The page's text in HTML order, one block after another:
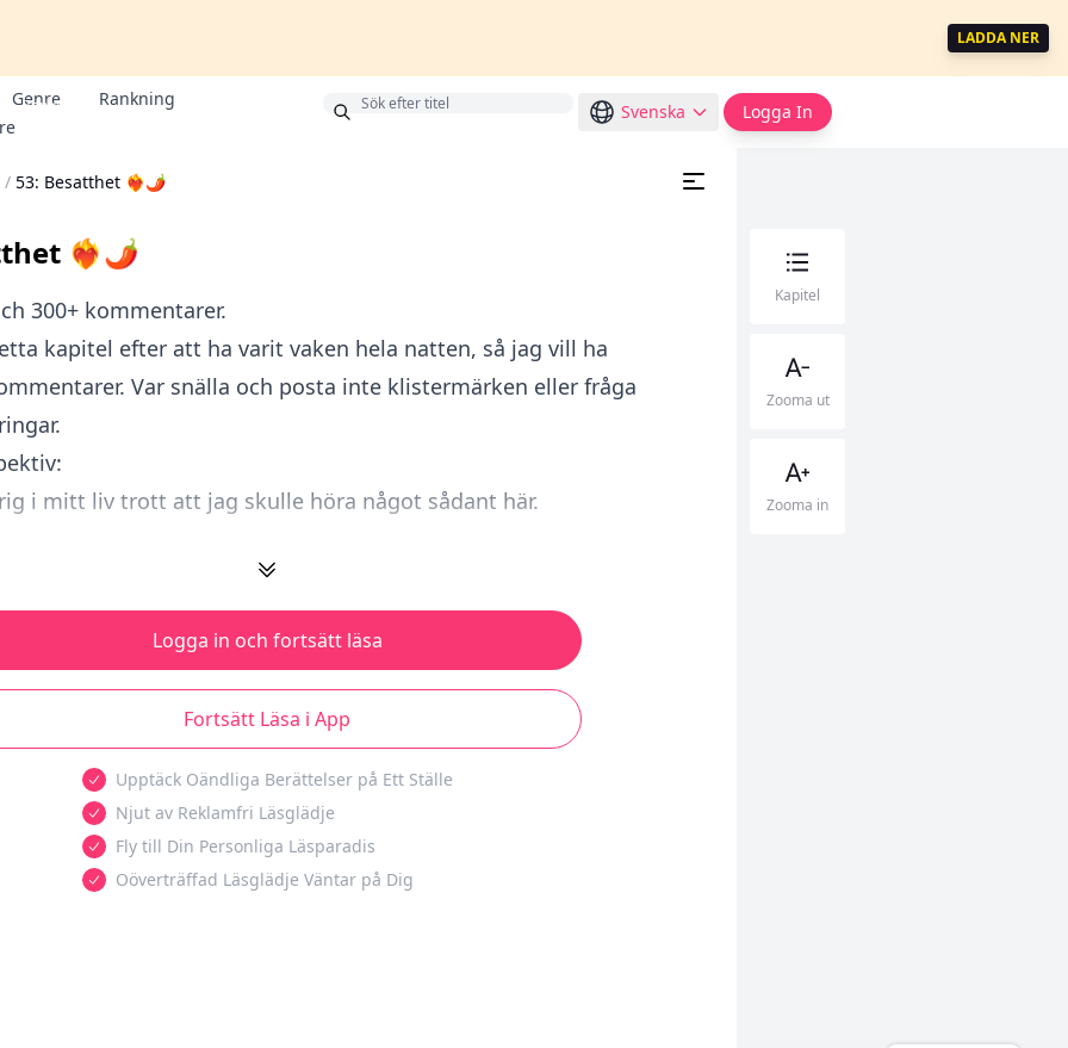
LADDA NER
Genre
Rankning
Bonus Svenska Logga In
/ 53: Besatthet ❤️‍🔥🌶
❤️‍🔥🌶
300+ kommentarer.
kapitel efter att ha varit vaken hela natten, så jag vill ha
Var snälla och posta inte klistermärken eller fråga
i mitt liv trott att jag skulle höra något sådant här.
Logga in och fortsätt läsa
Fortsätt Läsa i App
Upptäck Oändliga Berättelser på Ett Ställe
Njut av Reklamfri Läsglädje
Fly till Din Personliga Läsparadis
Oöverträffad Läsglädje Väntar på Dig
Kapitel
Zooma ut
Zooma in